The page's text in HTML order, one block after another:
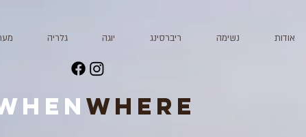
אודות נשימה ריברסינג יוגה גלריה
where